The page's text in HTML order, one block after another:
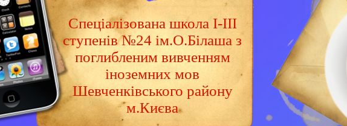
Спеціалізована школа І-ІІІ
ступенів №24 ім.О.Білаша з
поглибленим вивченням
іноземних мов
Шевченківського району
м.Києва